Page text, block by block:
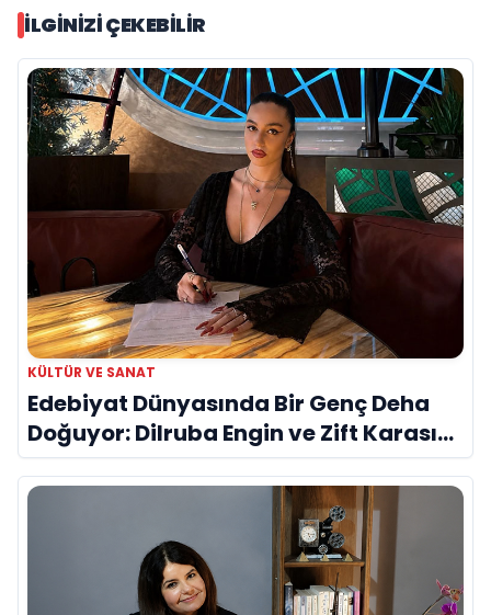
İLGINIZI ÇEKEBILIR
KÜLTÜR VE SANAT
Edebiyat Dünyasında Bir Genç Deha
Doğuyor: Dilruba Engin ve Zift Karası
Evreni ‘AVENOİR’